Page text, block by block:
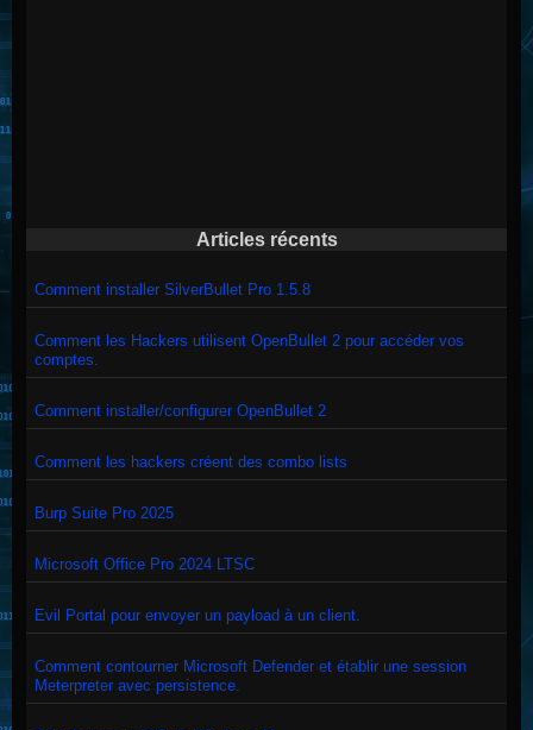
Articles récents
Comment installer SilverBullet Pro 1.5.8
Comment les Hackers utilisent OpenBullet 2 pour accéder vos
comptes.
Comment installer/configurer OpenBullet 2
Comment les hackers créent des combo lists
Burp Suite Pro 2025
Microsoft Office Pro 2024 LTSC
Evil Portal pour envoyer un payload à un client.
Comment contourner Microsoft Defender et établir une session
Meterpreter avec persistence.